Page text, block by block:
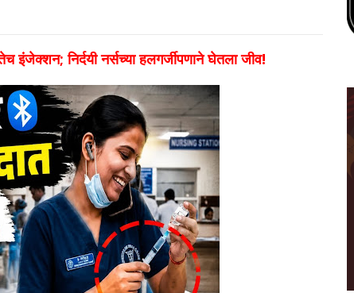
इंजेक्शन; निर्दयी नर्सच्या हलगर्जीपणाने घेतला जीव!